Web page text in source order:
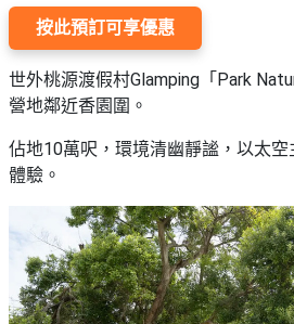
按此預訂可享優惠
世外桃源渡假村Glamping「Park
營地鄰近香園圍。
佔地10萬呎，環境清幽靜謐，以太
體驗。